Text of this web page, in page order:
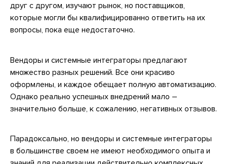
друг с другом, изучают рынок, но поставщиков,
которые могли бы квалифицированно ответить на их
вопросы, пока еще недостаточно.
Вендоры и системные интеграторы предлагают
множество разных решений. Все они красиво
оформлены, и каждое обещает полную автоматизацию.
Однако реально успешных внедрений мало –
значительно больше, к сожалению, негативных отзывов.
Парадоксально, но вендоры и системные интеграторы
в большинстве своем не имеют необходимого опыта и